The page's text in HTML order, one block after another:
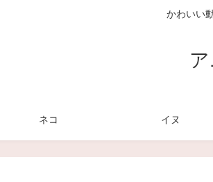
かわいい
ネコ イヌ